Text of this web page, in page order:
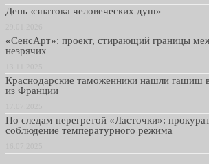
День «знатока человеческих душ»
«СенсАрт»: проект, стирающий границы
незрячих
Краснодарские таможенники нашли гашиш
из Франции
По следам перегретой «Ласточки»:
соблюдение температурного режима